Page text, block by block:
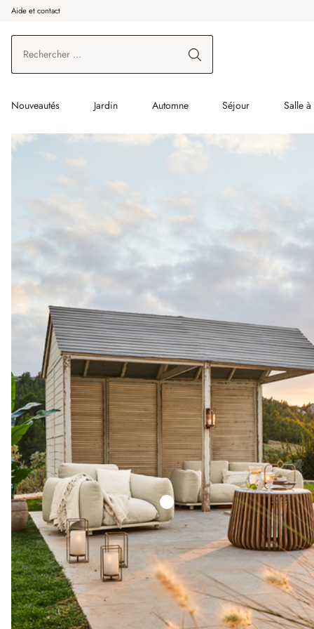
au contenu principal
Aller à la recherche
Aller à la navigation principale
Aide et contact
Nouveautés Jardin Automne Séjour Salle